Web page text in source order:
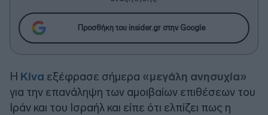
Προσθήκη του insider.gr στην Google
Η Κίνα εξέφρασε σήμερα «μεγάλη ανησυχία»
για την επανάληψη των αμοιβαίων επιθέσεων του
Ιράν και του Ισραήλ και είπε ότι ελπίζει πως η